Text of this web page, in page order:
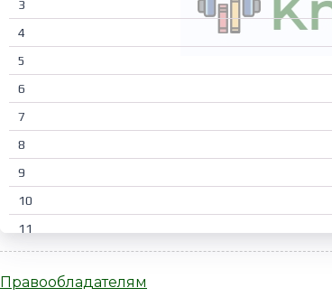
3
4
5
6
7
8
9
10
11
12
13
Правообладателям